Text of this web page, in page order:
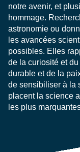
notre avenir, et
hommage.
astronomie ou
les avancées
possibles. Elles
de la curiosité et
durable et de la
de sensibiliser à la
placent la science
les plus